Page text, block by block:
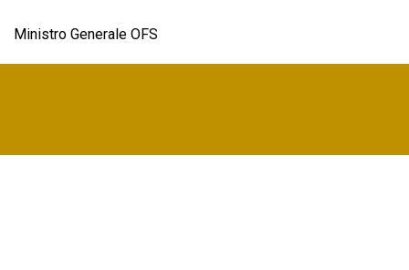
Ministro Generale OFS